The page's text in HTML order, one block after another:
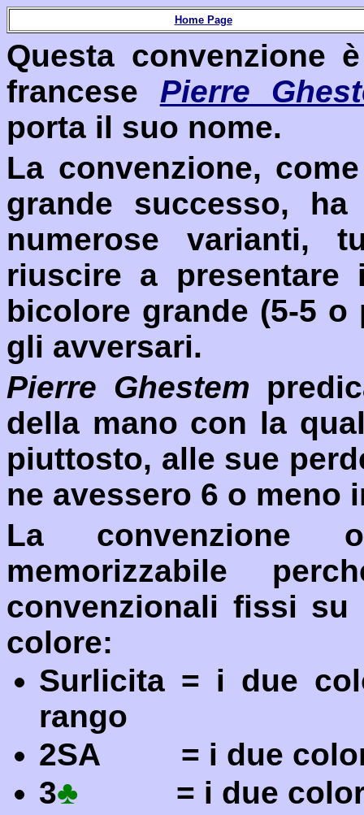
Home Page
Questa convenzione
francese Pierre
porta il suo nome.
La convenzione,
grande successo,
numerose varianti,
riuscire a
bicolore grande (5-5
gli avversari.
Pierre Ghestem
della mano con la
piuttosto, alle sue
ne avessero 6 o meno
La convenzione
memorizzabile
convenzionali fissi
colore:
Surlicita = i due
rango
2SA = i due colori
3♣ = i due colori